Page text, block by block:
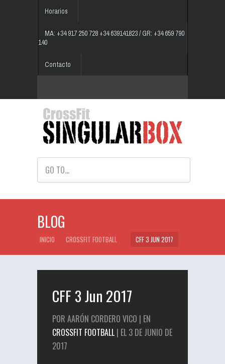
Horarios
MA: +34 917 250 728 +34 639141823 / GR: +34 659 790
140
Contacto
GO TO...
BLOG
INICIO CROSSFIT FOOTBALL CFF 3 JUN 2017
CFF 3 Jun 2017
POR AARÓN CORDERO VICO | EN
CROSSFIT FOOTBALL | EL 3 DE JUNIO DE
2017